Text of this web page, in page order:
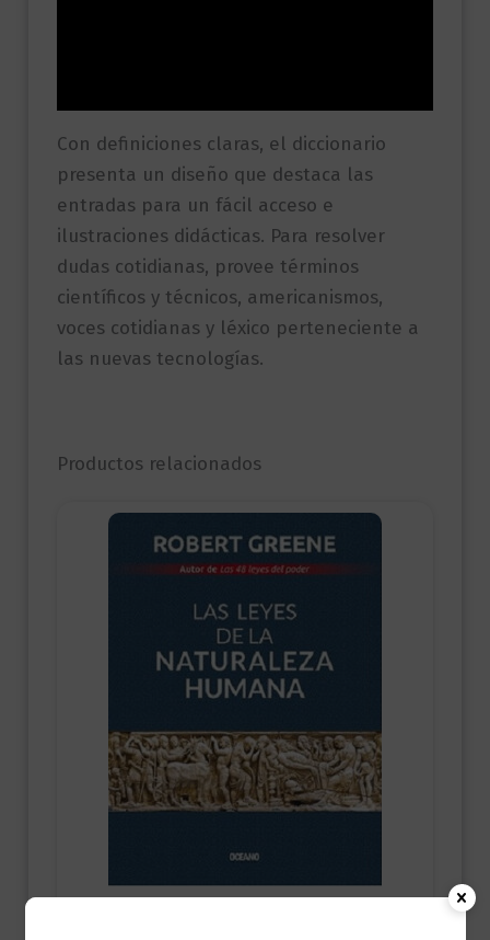
Con definiciones claras, el diccionario
presenta un diseño que destaca las
entradas para un fácil acceso e
ilustraciones didácticas. Para resolver
dudas cotidianas, provee términos
científicos y técnicos, americanismos,
voces cotidianas y léxico perteneciente a
las nuevas tecnologías.
Productos relacionados